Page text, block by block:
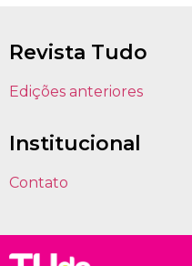
Revista Tudo
Edições anteriores
Institucional
Contato